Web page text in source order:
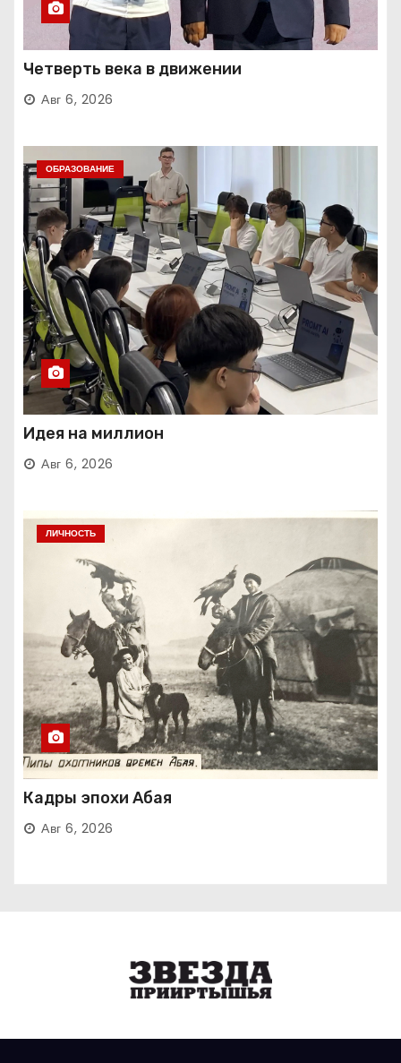
Четверть века в движении
Авг 6, 2026
ОБРАЗОВАНИЕ
Идея на миллион
Авг 6, 2026
ЛИЧНОСТЬ
Кадры эпохи Абая
Авг 6, 2026